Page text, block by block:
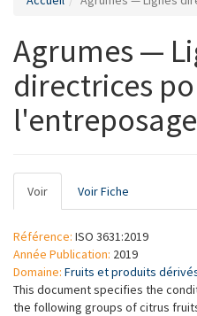
Agrumes —
directrices
l'entreposage
Onglets
principaux
Voir (onglet
actif)
Voir Fiche
Référence: ISO 3631:2019
Année Publication: 2019
Domaine: Fruits et produits
This document specifies the
the following groups of citrus